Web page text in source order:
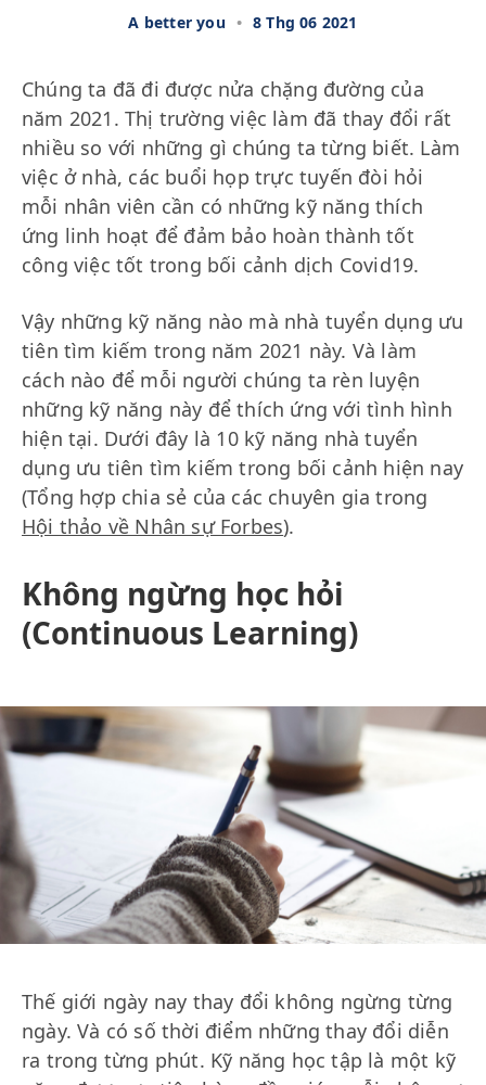
A better you • 8 Thg 06 2021
Chúng ta đã đi được nửa chặng đường của
năm 2021. Thị trường việc làm đã thay đổi rất
nhiều so với những gì chúng ta từng biết. Làm
việc ở nhà, các buổi họp trực tuyến đòi hỏi
mỗi nhân viên cần có những kỹ năng thích
ứng linh hoạt để đảm bảo hoàn thành tốt
công việc tốt trong bối cảnh dịch Covid19.
Vậy những kỹ năng nào mà nhà tuyển dụng ưu
tiên tìm kiếm trong năm 2021 này. Và làm
cách nào để mỗi người chúng ta rèn luyện
những kỹ năng này để thích ứng với tình hình
hiện tại. Dưới đây là 10 kỹ năng nhà tuyển
dụng ưu tiên tìm kiếm trong bối cảnh hiện nay
(Tổng hợp chia sẻ của các chuyên gia trong
Hội thảo về Nhân sự Forbes).
Không ngừng học hỏi
(Continuous Learning)
Thế giới ngày nay thay đổi không ngừng từng
ngày. Và có số thời điểm những thay đổi diễn
ra trong từng phút. Kỹ năng học tập là một kỹ